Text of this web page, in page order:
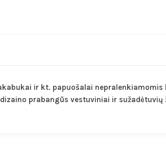
ir kt. papuošalai
prabangūs vestuviniai ir